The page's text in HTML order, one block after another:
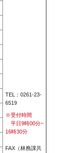
TEL：0261-23-
6519
※受付時間
平日9時00分~
16時30分
FAX（林務課共